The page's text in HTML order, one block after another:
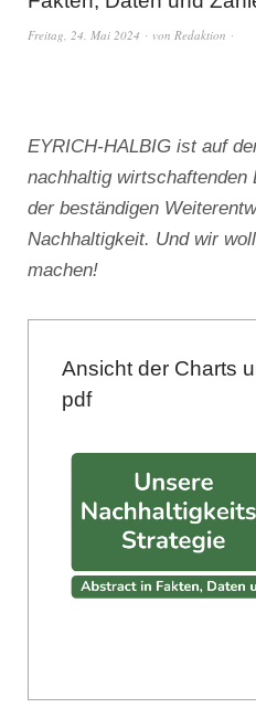
Freitag, 24. Mai 2024 von Redaktion
EYRICH-HALBIG ist auf
nachhaltig wirtschaftenden
der beständigen
Nachhaltigkeit. Und wir
machen!
Ansicht der Charts
pdf